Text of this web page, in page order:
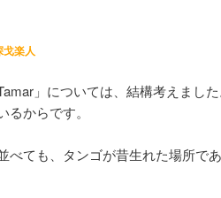
戈楽人
」については、結構考えまし
からです。
べても、タンゴが昔生れた場所で